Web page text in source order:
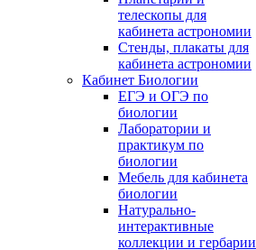
телескопы для
кабинета астрономии
Стенды, плакаты для
кабинета астрономии
Кабинет Биологии
ЕГЭ и ОГЭ по
биологии
Лаборатории и
практикум по
биологии
Мебель для кабинета
биологии
Натурально-
интерактивные
коллекции и гербарии